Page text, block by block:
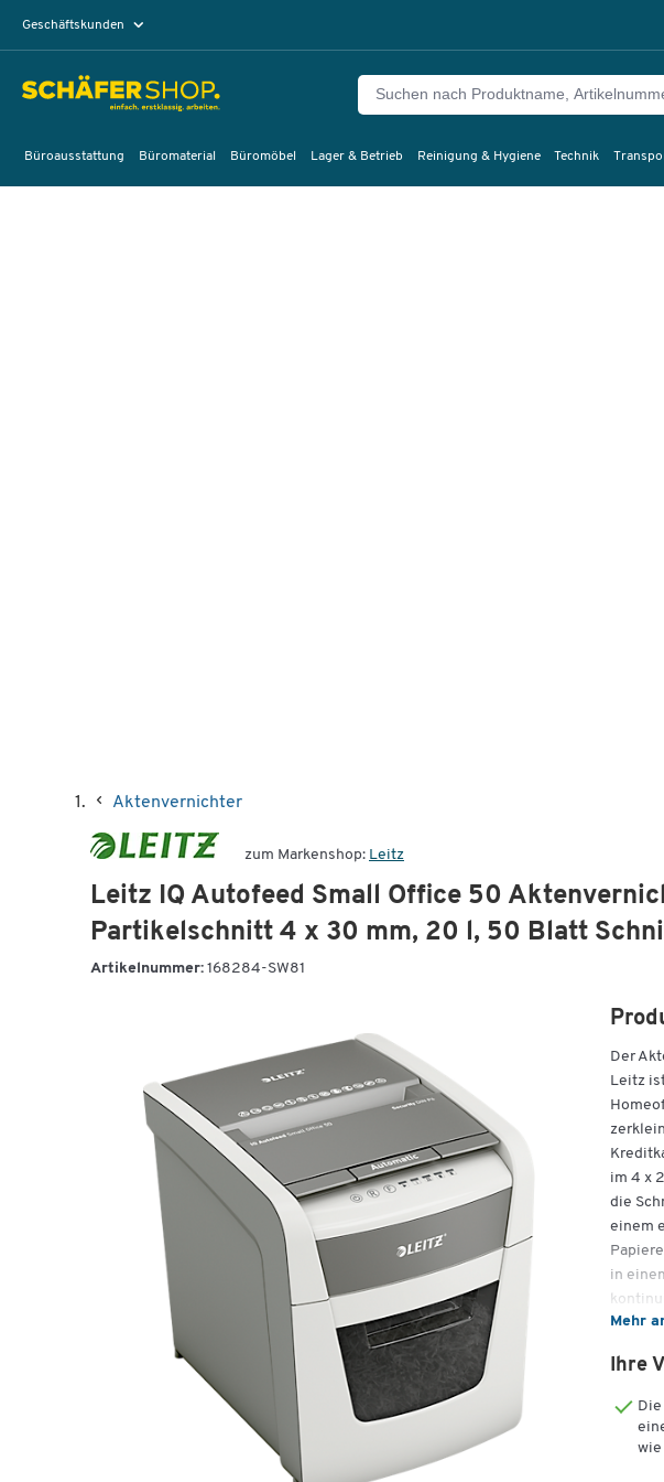
Geschäftskunden
Büroausstattung Büromaterial Büromöbel Lager & Betrieb Reinigung & Hygiene Technik
Aktenvernichter
zum Markenshop: Leitz
Leitz IQ Autofeed Small Office 50
Partikelschnitt 4 x 30 mm, 20 l, 50 Blatt
Artikelnummer: 168284-SW81
Mehr
Der
Leitz
im 4 x
die
einem
in
Zudem
durch
Ihre
wie